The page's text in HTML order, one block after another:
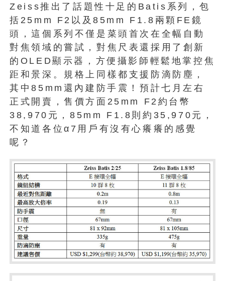
Zeiss推出了話題性十足的Batis系列，包
括25mm F2以及85mm F1.8兩顆FE鏡
頭，這個系列不僅是菜頭首次在全幅自動
對焦領域的嘗試，對焦尺表還採用了創新
的OLED顯示器，方便攝影師輕鬆地掌控焦
距和景深。規格上同樣都支援防滴防塵，
其中85mm還內建防手震！預計七月左右
正式開賣，售價方面25mm F2約台幣
38,970元，85mm F1.8則約35,970元，
不知道各位α7用戶有沒有心癢癢的感覺
呢？